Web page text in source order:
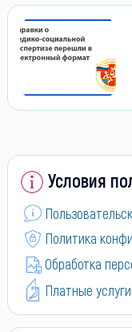
Условия
Политика
Обработка
Платные услуги